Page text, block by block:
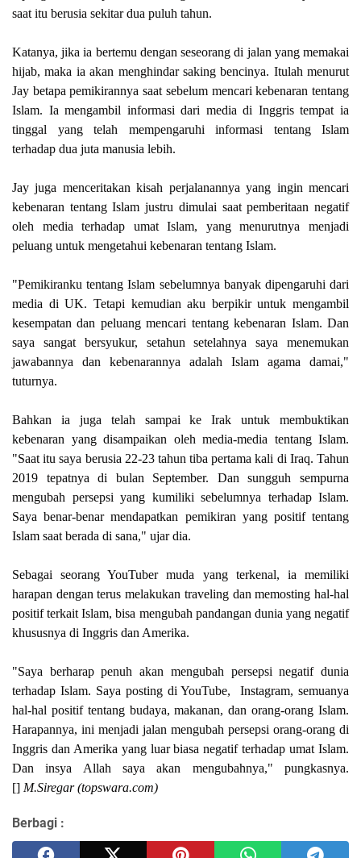
saat itu berusia sekitar dua puluh tahun.
Katanya, jika ia bertemu dengan seseorang di jalan yang memakai
hijab, maka ia akan menghindar saking bencinya. Itulah menurut
Jay betapa pemikirannya saat sebelum mencari kebenaran tentang
Islam. Ia mengambil informasi dari media di Inggris tempat ia
tinggal yang telah mempengaruhi informasi tentang Islam
terhadap dua juta manusia lebih.
Jay juga menceritakan kisah perjalanannya yang ingin mencari
kebenaran tentang Islam justru dimulai saat pemberitaan negatif
oleh media terhadap umat Islam, yang menurutnya menjadi
peluang untuk mengetahui kebenaran tentang Islam.
"Pemikiranku tentang Islam sebelumnya banyak dipengaruhi dari
media di UK. Tetapi kemudian aku berpikir untuk mengambil
kesempatan dan peluang mencari tentang kebenaran Islam. Dan
saya sangat bersyukur, setahun setelahnya saya menemukan
jawabannya dan kebenarannya adalah Islam agama damai,"
tuturnya.
Bahkan ia juga telah sampai ke Irak untuk membuktikan
kebenaran yang disampaikan oleh media-media tentang Islam.
"Saat itu saya berusia 22-23 tahun tiba pertama kali di Iraq. Tahun
2019 tepatnya di bulan September. Dan sungguh sempurna
mengubah persepsi yang kumiliki sebelumnya terhadap Islam.
Saya benar-benar mendapatkan pemikiran yang positif tentang
Islam saat berada di sana," ujar dia.
Sebagai seorang YouTuber muda yang terkenal, ia memiliki
harapan dengan terus melakukan traveling dan memosting hal-hal
positif terkait Islam, bisa mengubah pandangan dunia yang negatif
khususnya di Inggris dan Amerika.
"Saya berharap penuh akan mengubah persepsi negatif dunia
terhadap Islam. Saya posting di YouTube, Instagram, semuanya
hal-hal positif tentang budaya, makanan, dan orang-orang Islam.
Harapannya, ini menjadi jalan mengubah persepsi orang-orang di
Inggris dan Amerika yang luar biasa negatif terhadap umat Islam.
Dan insya Allah saya akan mengubahnya," pungkasnya.
[] M.Siregar (topswara.com)
Berbagi :